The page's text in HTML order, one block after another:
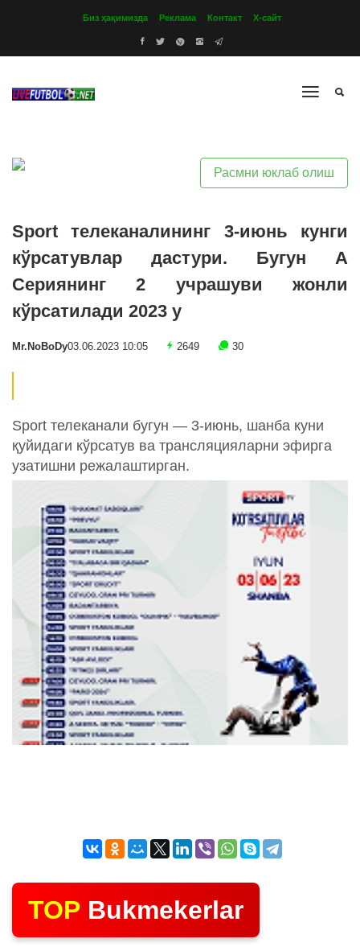
Биз ҳақимизда Реклама Контакт Х-сайт
Расмни юклаб олиш
Sport телеканалининг 3-июнь кунги
кўрсатувлар дастури. Бугун А
Сериянинг 2 учрашуви жонли
кўрсатилади 2023 y
Mr.NoBoDy03.06.2023 10:05 2649 30
Sport телеканали бугун — 3-июнь, шанба куни
қуйидаги кўрсатув ва трансляцияларни эфирга
узатишни режалаштирган.
TOP Bukmekerlar